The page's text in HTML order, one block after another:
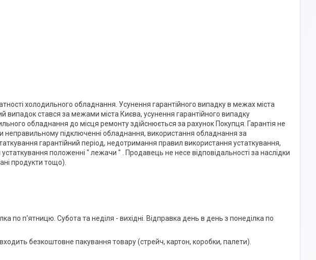
холодильного обладнання. Усунення гарантійного випадку в межах міста
випадок стався за межами міста Києва, усунення гарантійного випадку
обладнання до місця ремонту здійснюється за рахунок Покупця. Гарантія не
підключенні обладнання, використання обладнання за
гарантійний період, недотримання правил використання устаткування,
положенні " лежачи " . Продавець не несе відповідальності за наслідки
продукти тощо).
по п'ятницю. Субота та неділя - вихідні. Відправка день в день з понеділка по
безкоштовне пакування товару (стрейч, картон, коробки, палети).